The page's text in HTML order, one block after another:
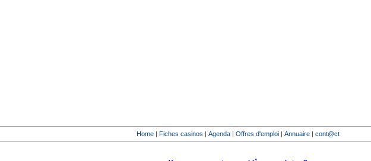
Home | Fiches casinos | Agenda | Offres d'emploi | Annuaire | cont@ct